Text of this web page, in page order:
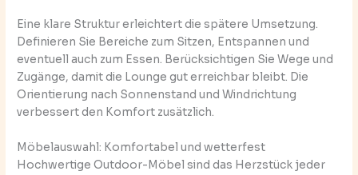
Eine klare Struktur erleichtert die spätere Umsetzung.
Definieren Sie Bereiche zum Sitzen, Entspannen und
eventuell auch zum Essen. Berücksichtigen Sie Wege und
Zugänge, damit die Lounge gut erreichbar bleibt. Die
Orientierung nach Sonnenstand und Windrichtung
verbessert den Komfort zusätzlich.
Möbelauswahl: Komfortabel und wetterfest
Hochwertige Outdoor-Möbel sind das Herzstück jeder